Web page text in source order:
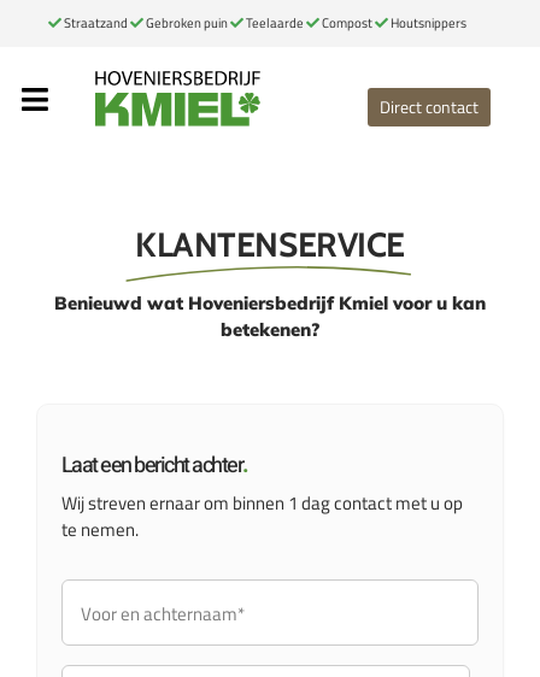
inhoud
Straatzand Gebroken puin Teelaarde Compost Houtsnippers
Toggle
Onze diensten
Portfolio
Bemestingsformulier
Direct contact
KLANTENSERVICE
Benieuwd wat Hoveniersbedrijf Kmiel voor u kan
betekenen?
Laat een bericht achter.
Wij streven ernaar om binnen 1 dag contact met u op
te nemen.
achternaam*